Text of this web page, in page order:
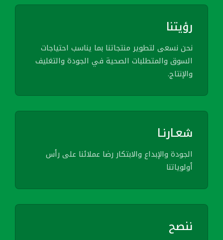
رؤيتنا
نحن نسعى لتطوير منتجاتنا بما يناسب احتياجات
السوق والمتطلبات الصحية في الجودة والتغليف
والإنتاج.
شعـارنـا
الجودة والإبداع والابتكار رضا عملائنا على رأس
أولوياتنا
ننصح